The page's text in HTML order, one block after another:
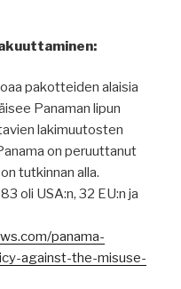
pakotteiden alaisia
Panaman lipun
lakimuutosten
on peruuttanut
tutkinnan alla.
oli USA:n, 32 EU:n ja
panama-
against-the-misuse-